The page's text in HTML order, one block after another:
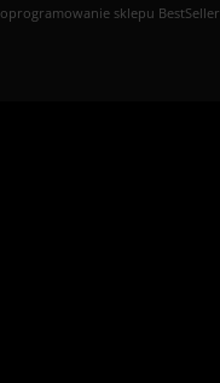
oprogramowanie sklepu BestSeller